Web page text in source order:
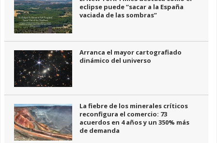
eclipse puede “sacar a la España
vaciada de las sombras”
Arranca el mayor cartografiado
dinámico del universo
La fiebre de los minerales críticos
reconfigura el comercio: 73
acuerdos en 4 años y un 350% más
de demanda